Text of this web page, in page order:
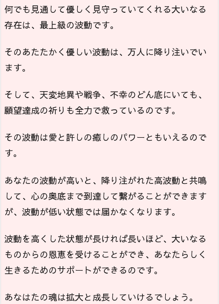
何でも見通して優しく見守っていてくれる大いなる
存在は、最上級の波動です。
そのあたたかく優しい波動は、万人に降り注いでい
ます。
そして、天変地異や戦争、不幸のどん底にいても、
願望達成の祈りも全力で救っているのです。
その波動は愛と許しの癒しのパワーともいえるので
す。
あなたの波動が高いと、降り注がれた高波動と共鳴
して、心の奥底まで到達して繋がることができます
が、波動が低い状態では届かなくなります。
波動を高くした状態が長ければ長いほど、大いなる
ものからの恩恵を受けることができ、あなたらしく
生きるためのサポートができるのです。
あなはたの魂は拡大と成長していけるでしょう。